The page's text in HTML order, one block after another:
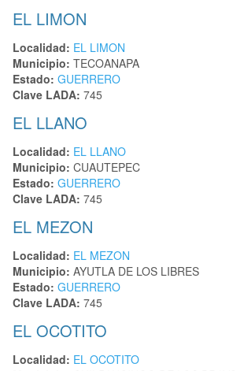
EL LIMON
Localidad: EL LIMON
Municipio: TECOANAPA
Estado: GUERRERO
Clave LADA: 745
EL LLANO
Localidad: EL LLANO
Municipio: CUAUTEPEC
Estado: GUERRERO
Clave LADA: 745
EL MEZON
Localidad: EL MEZON
Municipio: AYUTLA DE LOS LIBRES
Estado: GUERRERO
Clave LADA: 745
EL OCOTITO
Localidad: EL OCOTITO